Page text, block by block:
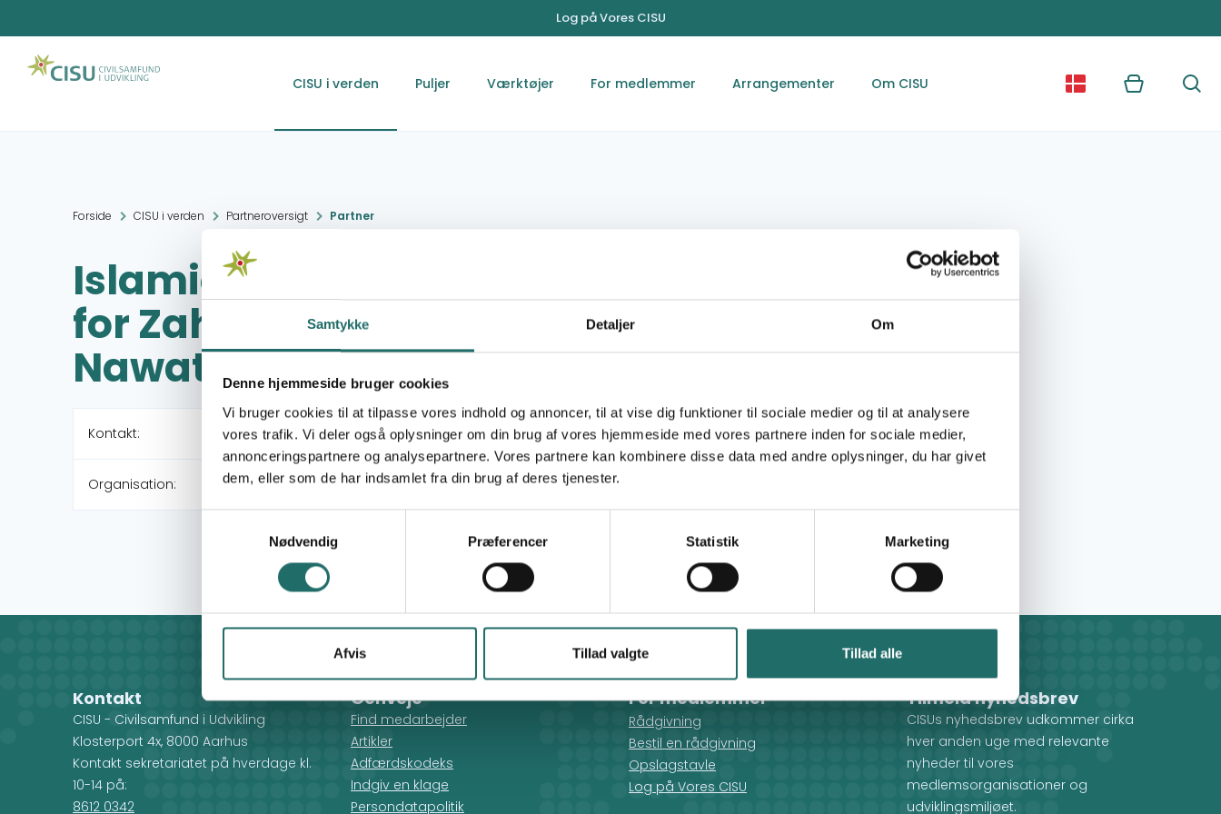
Samtykke Detaljer Om
Denne hjemmeside bruger cookies
Vi bruger cookies til at tilpasse vores indhold og annoncer, til at vise dig funktioner til sociale medier og til at analysere
vores trafik. Vi deler også oplysninger om din brug af vores hjemmeside med vores partnere inden for sociale medier,
annonceringspartnere og analysepartnere. Vores partnere kan kombinere disse data med andre oplysninger, du har givet
dem, eller som de har indsamlet fra din brug af deres tjenester.
Nødvendig
Præferencer Statistik Marketing
Afvis Tillad valgte Tillad alle
Log på Vores CISU
CISU i verden Puljer Værktøjer For medlemmer Arrangementer Om CISU Kurv Søg
Forside CISU i verden Partneroversigt Partner
Islamic Charity Organization
for Zahria and Hagar Al-
Nawateya (RAD)
Kontakt: gamet_elzahria@yahoo.com
Organisation: FIC
Kontakt
CISU - Civilsamfund i Udvikling
Klosterport 4x, 8000 Aarhus
Kontakt sekretariatet på hverdage kl.
10-14 på:
8612 0342
Genveje
Find medarbejder
Artikler
Adfærdskodeks
Indgiv en klage
Persondatapolitik
For medlemmer
Rådgivning
Bestil en rådgivning
Opslagstavle
Log på Vores CISU
Tilmeld nyhedsbrev
CISUs nyhedsbrev udkommer cirka
hver anden uge med relevante
nyheder til vores
medlemsorganisationer og
udviklingsmiljøet.